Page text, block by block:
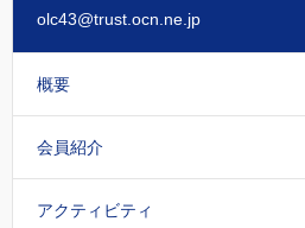
olc43@trust.ocn.ne.jp
概要
会員紹介
アクティビティ